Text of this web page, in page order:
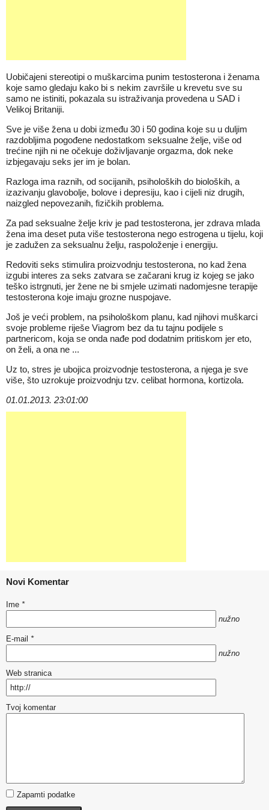
Uobičajeni stereotipi o muškarcima punim testosterona i ženama
koje samo gledaju kako bi s nekim završile u krevetu sve su
samo ne istiniti, pokazala su istraživanja provedena u SAD i
Velikoj Britaniji.
Sve je više žena u dobi između 30 i 50 godina koje su u duljim
razdobljima pogođene nedostatkom seksualne želje, više od
trećine njih ni ne očekuje doživljavanje orgazma, dok neke
izbjegavaju seks jer im je bolan.
Razloga ima raznih, od socijanih, psiholoških do bioloških, a
izazivanju glavobolje, bolove i depresiju, kao i cijeli niz drugih,
naizgled nepovezanih, fizičkih problema.
Za pad seksualne želje kriv je pad testosterona, jer zdrava mlada
žena ima deset puta više testosterona nego estrogena u tijelu, koji
je zadužen za seksualnu želju, raspoloženje i energiju.
Redoviti seks stimulira proizvodnju testosterona, no kad žena
izgubi interes za seks zatvara se začarani krug iz kojeg se jako
teško istrgnuti, jer žene ne bi smjele uzimati nadomjesne terapije
testosterona koje imaju grozne nuspojave.
Još je veći problem, na psihološkom planu, kad njihovi muškarci
svoje probleme riješe Viagrom bez da tu tajnu podijele s
partnericom, koja se onda nađe pod dodatnim pritiskom jer eto,
on želi, a ona ne ...
Uz to, stres je ubojica proizvodnje testosterona, a njega je sve
više, što uzrokuje proizvodnju tzv. celibat hormona, kortizola.
01.01.2013. 23:01:00
Novi Komentar
Ime *
nužno
E-mail *
nužno
Web stranica
Tvoj komentar
Zapamti podatke